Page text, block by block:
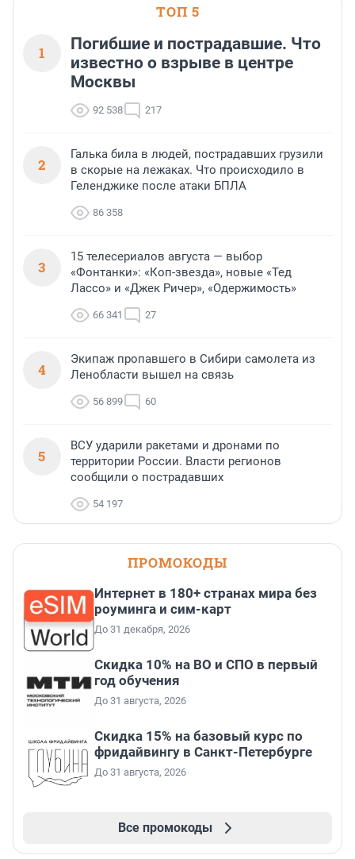
ТОП 5
1
Погибшие и пострадавшие. Что
известно о взрыве в центре
Москвы
92 538 217
2
Галька била в людей, пострадавших грузили
в скорые на лежаках. Что происходило в
Геленджике после атаки БПЛА
86 358
3
15 телесериалов августа — выбор
«Фонтанки»: «Коп-звезда», новые «Тед
Лассо» и «Джек Ричер», «Одержимость»
66 341 27
4
Экипаж пропавшего в Сибири самолета из
Ленобласти вышел на связь
56 899 60
5
ВСУ ударили ракетами и дронами по
территории России. Власти регионов
сообщили о пострадавших
54 197
ПРОМОКОДЫ
Интернет в 180+ странах мира без
роуминга и сим-карт
До 31 декабря, 2026
Скидка 10% на ВО и СПО в первый
год обучения
До 31 августа, 2026
Скидка 15% на базовый курс по
фридайвингу в Санкт-Петербурге
До 31 августа, 2026
Все промокоды